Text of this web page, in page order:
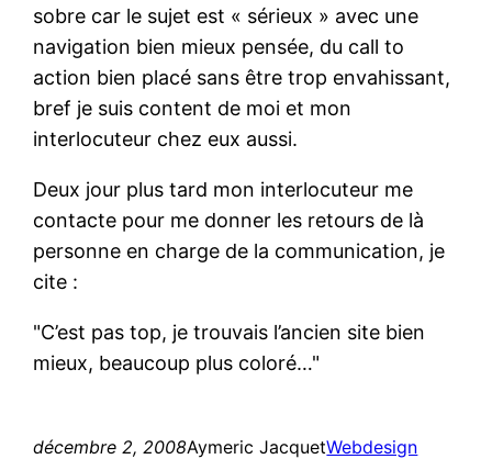
sobre car le sujet est « sérieux » avec une
navigation bien mieux pensée, du call to
action bien placé sans être trop envahissant,
bref je suis content de moi et mon
interlocuteur chez eux aussi.
Deux jour plus tard mon interlocuteur me
contacte pour me donner les retours de là
personne en charge de la communication, je
cite :
C’est pas top, je trouvais l’ancien site bien
mieux, beaucoup plus coloré…
décembre 2, 2008Aymeric JacquetWebdesign